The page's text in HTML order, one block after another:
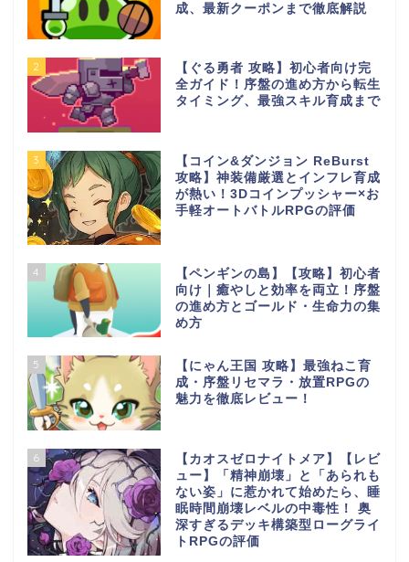
成、最新クーポンまで徹底解説
2
【ぐる勇者 攻略】初心者向け完
全ガイド！序盤の進め方から転生
タイミング、最強スキル育成まで
3
【コイン&ダンジョン ReBurst
攻略】神装備厳選とインフレ育成
が熱い！3Dコインプッシャー×お
手軽オートバトルRPGの評価
4
【ペンギンの島】【攻略】初心者
向け｜癒やしと効率を両立！序盤
の進め方とゴールド・生命力の集
め方
5
【にゃん王国 攻略】最強ねこ育
成・序盤リセマラ・放置RPGの
魅力を徹底レビュー！
6
【カオスゼロナイトメア】【レビ
ュー】「精神崩壊」と「あられも
ない姿」に惹かれて始めたら、睡
眠時間崩壊レベルの中毒性！ 奥
深すぎるデッキ構築型ローグライ
トRPGの評価